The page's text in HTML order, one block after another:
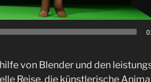
von Blender und den
Reise, die künstlerische